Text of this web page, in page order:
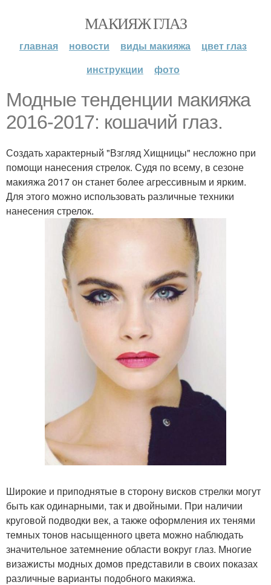
МАКИЯЖ ГЛАЗ
главная новости виды макияжа
цвет глаз
инструкции
фото
Модные тенденции макияжа
2016-2017: кошачий глаз.
Создать характерный "Взгляд Хищницы" несложно при
помощи нанесения стрелок. Судя по всему, в сезоне
макияжа 2017 он станет более агрессивным и ярким.
Для этого можно использовать различные техники
нанесения стрелок.
Широкие и приподнятые в сторону висков стрелки могут
быть как одинарными, так и двойными. При наличии
круговой подводки век, а также оформления их тенями
темных тонов насыщенного цвета можно наблюдать
значительное затемнение области вокруг глаз. Многие
визажисты модных домов представили в своих показах
различные варианты подобного макияжа.